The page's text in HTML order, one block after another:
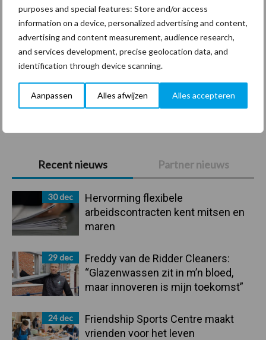
purposes and special features: Store and/or access
information on a device, personalized advertising and content,
advertising and content measurement, audience research,
and services development, precise geolocation data, and
identification through device scanning.
Aanpassen Alles afwijzen Alles accepteren
Primaire
Sidebar
Recent nieuws Partner nieuws
30 dec
Hervorming flexibele
arbeidscontracten kent mitsen en
maren
29 dec
Freddy van de Ridder Cleaners:
“Glazenwassen zit in m’n bloed,
maar innoveren is mijn toekomst”
24 dec
Friendship Sports Centre maakt
vrienden voor het leven
Coronavirus UVC
Toon meer